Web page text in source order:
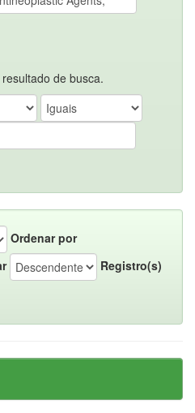
de busca.
Ordenar por
Registro(s)